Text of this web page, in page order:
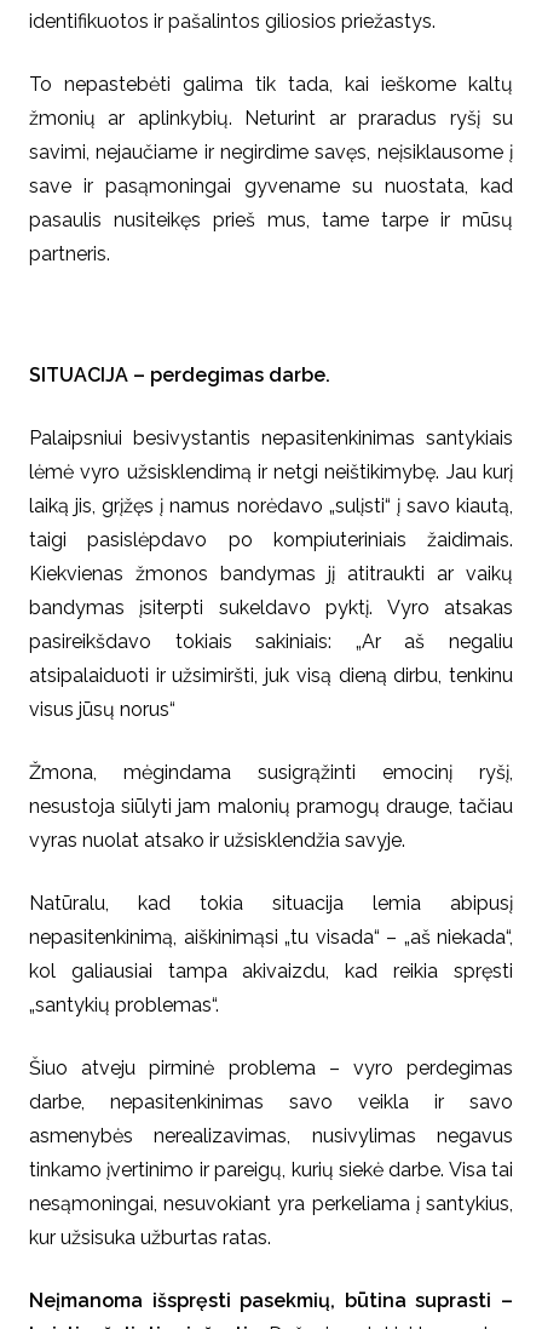
identifikuotos ir pašalintos giliosios priežastys.
To nepastebėti galima tik tada, kai ieškome kaltų
žmonių ar aplinkybių. Neturint ar praradus ryšį su
savimi, nejaučiame ir negirdime savęs, neįsiklausome į
save ir pasąmoningai gyvename su nuostata, kad
pasaulis nusiteikęs prieš mus, tame tarpe ir mūsų
partneris.
SITUACIJA – perdegimas darbe.
Palaipsniui besivystantis nepasitenkinimas santykiais
lėmė vyro užsisklendimą ir netgi neištikimybę. Jau kurį
laiką jis, grįžęs į namus norėdavo „sulįsti“ į savo kiautą,
taigi pasislėpdavo po kompiuteriniais žaidimais.
Kiekvienas žmonos bandymas jį atitraukti ar vaikų
bandymas įsiterpti sukeldavo pyktį. Vyro atsakas
pasireikšdavo tokiais sakiniais: „Ar aš negaliu
atsipalaiduoti ir užsimiršti, juk visą dieną dirbu, tenkinu
visus jūsų norus“
Žmona, mėgindama susigrąžinti emocinį ryšį,
nesustoja siūlyti jam malonių pramogų drauge, tačiau
vyras nuolat atsako ir užsisklendžia savyje.
Natūralu, kad tokia situacija lemia abipusį
nepasitenkinimą, aiškinimąsi „tu visada“ – „aš niekada“,
kol galiausiai tampa akivaizdu, kad reikia spręsti
„santykių problemas“.
Šiuo atveju pirminė problema – vyro perdegimas
darbe, nepasitenkinimas savo veikla ir savo
asmenybės nerealizavimas, nusivylimas negavus
tinkamo įvertinimo ir pareigų, kurių siekė darbe. Visa tai
nesąmoningai, nesuvokiant yra perkeliama į santykius,
kur užsisuka užburtas ratas.
Neįmanoma išspręsti pasekmių, būtina suprasti –